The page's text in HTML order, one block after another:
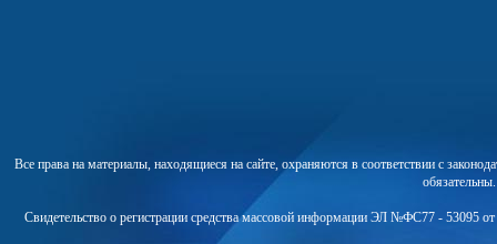
Все права на материалы, находящиеся на сайте, охраняются в соответствии с
Свидетельство о регистрации средства массовой информации ЭЛ №ФС77 - 53095